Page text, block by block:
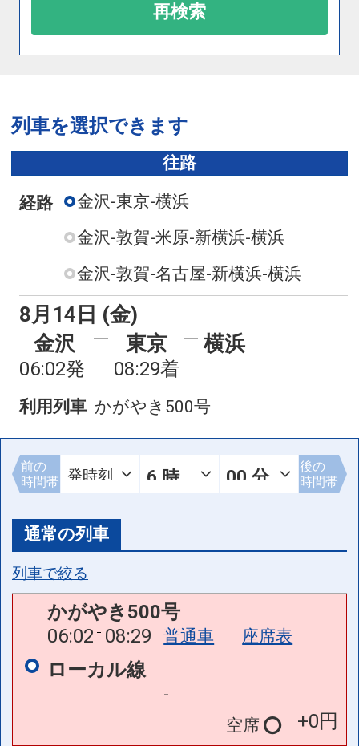
再検索
列車を選択できます
往路
経路
金沢-東京-横浜
金沢-敦賀-米原-新横浜-横浜
金沢-敦賀-名古屋-新横浜-横浜
8月14日 (金)
金沢
06:02発
東京
08:29着
横浜
利用列車 かがやき500号
前の
時間帯
後の
時間帯
通常の列車
列車で絞る
かがやき500号
06:02 08:29 普通車 座席表
ローカル線
-
空席
+0円